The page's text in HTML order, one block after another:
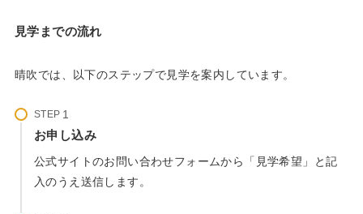
見学までの流れ
晴吹では、以下のステップで見学を案内しています。
STEP
お申し込み
公式サイトのお問い合わせフォームから「見学希望」と記
入のうえ送信します。